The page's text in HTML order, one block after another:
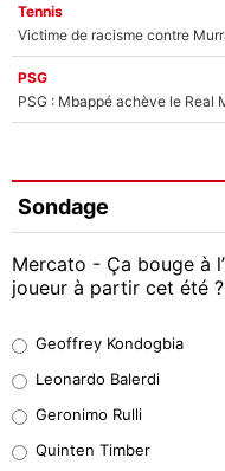
Tennis
PSG
PSG : Mbappé achève le Real
Sondage
Mercato - Ça bouge à
joueur à partir cet été ?
38%
32%
Geoffrey Kondogbia
Leonardo Balerdi
Geronimo Rulli
Quinten Timber